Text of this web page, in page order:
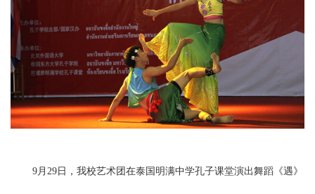
9月29日，我校艺术团在泰国明满中学孔子课堂演出舞蹈《遇》